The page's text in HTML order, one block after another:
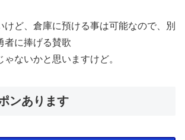
けど、倉庫に預ける事は可能なので、別
者に捧げる賛歌
ゃないかと思いますけど。
ンあります